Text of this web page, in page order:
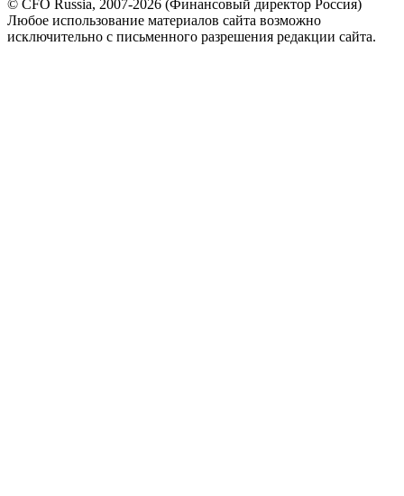
© CFO Russia, 2007-2026 (Финансовый директор Россия)
Любое использование материалов сайта возможно
исключительно с письменного разрешения редакции сайта.